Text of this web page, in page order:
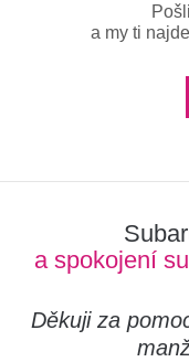
a my ti
a spokojení
Děkuji za